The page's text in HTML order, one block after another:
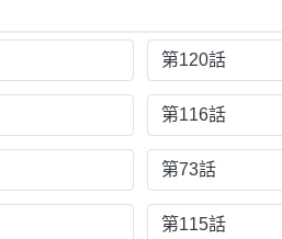
第120話
第116話
第73話
第115話